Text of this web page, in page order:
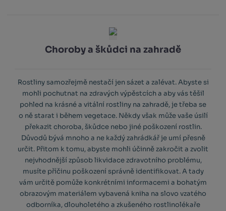
Choroby a škůdci na zahradě
Rostliny samozřejmě nestačí jen sázet a zalévat. Abyste si
mohli pochutnat na zdravých výpěstcích a aby vás těšil
pohled na krásné a vitální rostliny na zahradě, je třeba se
o ně starat i během vegetace. Někdy však může vaše úsilí
překazit choroba, škůdce nebo jiné poškození rostlin.
Důvodů bývá mnoho a ne každý zahrádkář je umí přesně
určit. Přitom k tomu, abyste mohli účinně zakročit a zvolit
nejvhodnější způsob likvidace zdravotního problému,
musíte příčinu poškození správně identifikovat. A tady
vám určitě pomůže konkrétními informacemi a bohatým
obrazovým materiálem vybavená kniha na slovo vzatého
odborníka, dlouholetého a zkušeného rostlinolékaře